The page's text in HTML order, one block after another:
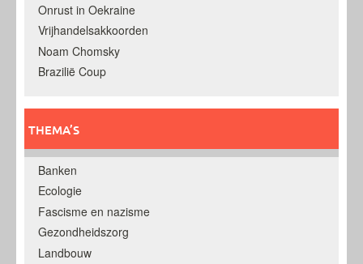
Onrust in Oekraine
Vrijhandelsakkoorden
Noam Chomsky
Brazilië Coup
THEMA’S
Banken
Ecologie
Fascisme en nazisme
Gezondheidszorg
Landbouw